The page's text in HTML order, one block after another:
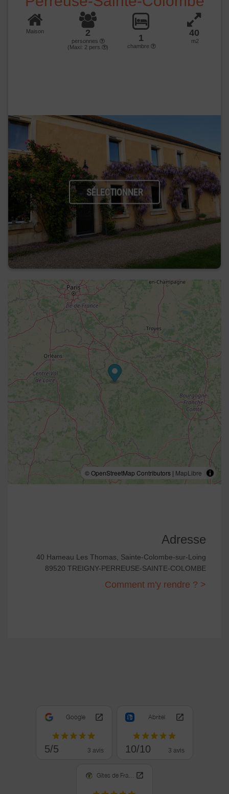
Maison 2
personnes
(Maxi: 2 pers. )
1
chambre
40
m2
SÉLECTIONNER
© OpenStreetMap Contributors | MapLibre
Adresse
40 Hameau Les Thomas, Sainte-Colombe-sur-Loing
89520 TREIGNY-PERREUSE-SAINTE-COLOMBE
Comment m'y rendre ? >
Google
5/5 3 avis
Abritel
10/10 3 avis
Gîtes de France